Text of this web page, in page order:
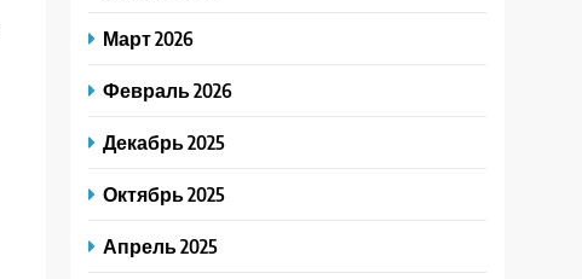
Март 2026
Февраль 2026
Декабрь 2025
Октябрь 2025
Апрель 2025